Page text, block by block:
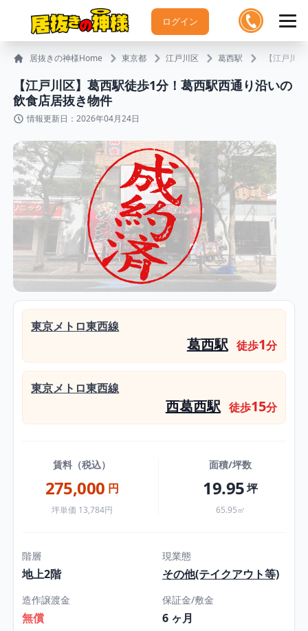
ログイン
居抜きの神様Home 東京都 江戸川区 葛西駅 【江戸川
【江戸川区】葛西駅徒歩1分！葛西駅西通り沿いの
飲食店居抜き物件
情報更新日：2026年04月24日
東京メトロ東西線
葛西駅 徒歩1分
東京メトロ東西線
西葛西駅 徒歩15分
賃料（税込）
275,000 円
坪単価 13,784円
面積/坪数
19.95坪
65.95㎡
階層
地上2階
現業態
その他(テイクアウト等)
造作譲渡金
無償
保証金/敷金
6 ヶ月